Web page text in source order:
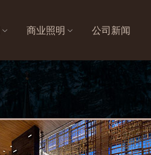
商业照明 公司新闻